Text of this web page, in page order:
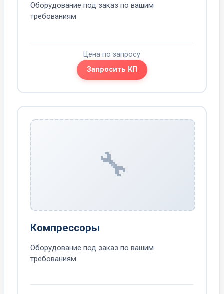
Оборудование под заказ по вашим
требованиям
Цена по запросу
Запросить КП
🔧
Компрессоры
Оборудование под заказ по вашим
требованиям